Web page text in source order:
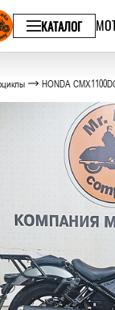
КАТАЛОГ
HONDA